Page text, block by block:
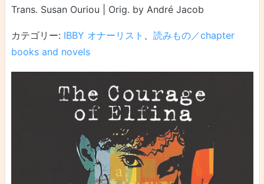
Trans. Susan Ouriou | Orig. by André Jacob
カテゴリー: IBBY オナーリスト 、 読みもの／chapter
books and novels